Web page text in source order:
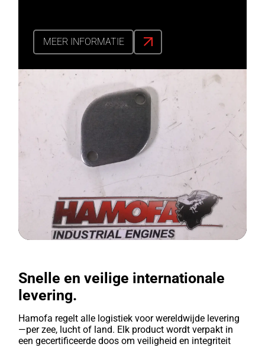
MEER INFORMATIE
Snelle en veilige internationale
levering.
Hamofa regelt alle logistiek voor wereldwijde levering
—per zee, lucht of land. Elk product wordt verpakt in
een gecertificeerde doos om veiligheid en integriteit